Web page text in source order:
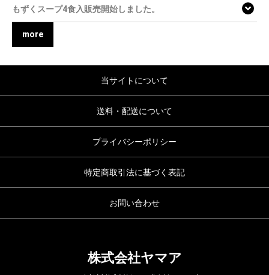
もずくスープ4食入販売開始しました。
more
当サイトについて
送料・配送について
プライバシーポリシー
特定商取引法に基づく表記
お問い合わせ
株式会社ヤマア